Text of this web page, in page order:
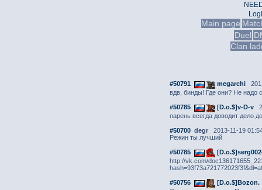
Main page
Duel
Clan
#50791 megarchi
вдв, бинды! Где они? Не надо
#50785 [D.o.$]v-D-v
парень всегда доводит дело
#50700 degr
2013-11-19
Режин ты лучший
#50785
http://vk.com/
#50756 [D.o.$]Bozon.